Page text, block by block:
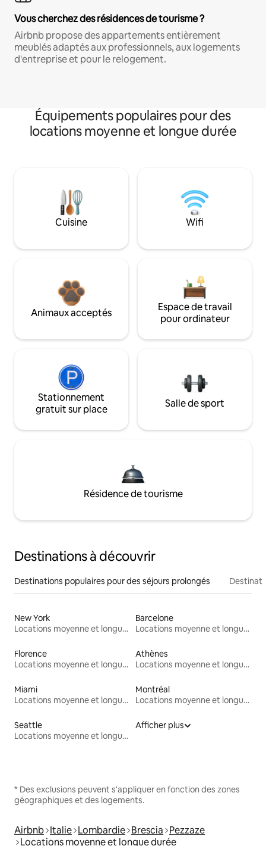
Vous cherchez des résidences de tourisme ?
Airbnb propose des appartements entièrement
meublés adaptés aux professionnels, aux logements
d'entreprise et pour le relogement.
Équipements populaires pour des
locations moyenne et longue durée
Cuisine Wifi
Animaux acceptés
Espace de travail
pour ordinateur
Stationnement
gratuit sur place
Salle de sport
Résidence de tourisme
Destinations à découvrir
Destinations populaires pour des séjours prolongés
New York
Locations moyenne et longue durée
Barcelone
Locations moyenne et longue durée
Florence
Locations moyenne et longue durée
Athènes
Locations moyenne et longue durée
Miami
Locations moyenne et longue durée
Montréal
Locations moyenne et longue durée
Seattle
Locations moyenne et longue durée
Afficher plus
* Des exclusions peuvent s'appliquer en fonction des zones
géographiques et des logements.
Airbnb Italie Lombardie Brescia Pezzaze
Locations moyenne et longue durée